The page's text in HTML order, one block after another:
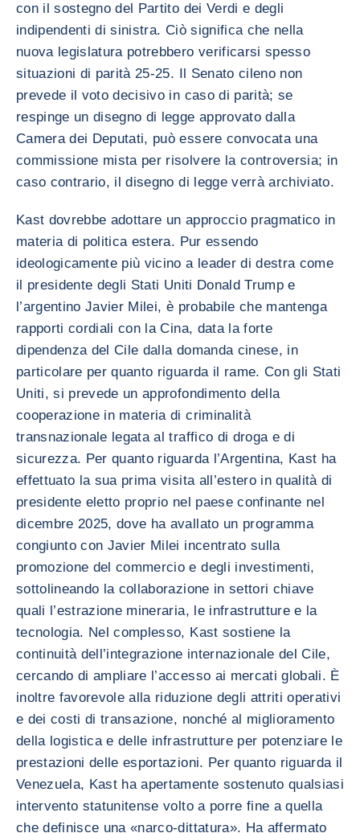
con il sostegno del Partito dei Verdi e degli
indipendenti di sinistra. Ciò significa che nella
nuova legislatura potrebbero verificarsi spesso
situazioni di parità 25-25. Il Senato cileno non
prevede il voto decisivo in caso di parità; se
respinge un disegno di legge approvato dalla
Camera dei Deputati, può essere convocata una
commissione mista per risolvere la controversia; in
caso contrario, il disegno di legge verrà archiviato.
Kast dovrebbe adottare un approccio pragmatico in
materia di politica estera. Pur essendo
ideologicamente più vicino a leader di destra come
il presidente degli Stati Uniti Donald Trump e
l’argentino Javier Milei, è probabile che mantenga
rapporti cordiali con la Cina, data la forte
dipendenza del Cile dalla domanda cinese, in
particolare per quanto riguarda il rame. Con gli Stati
Uniti, si prevede un approfondimento della
cooperazione in materia di criminalità
transnazionale legata al traffico di droga e di
sicurezza. Per quanto riguarda l’Argentina, Kast ha
effettuato la sua prima visita all’estero in qualità di
presidente eletto proprio nel paese confinante nel
dicembre 2025, dove ha avallato un programma
congiunto con Javier Milei incentrato sulla
promozione del commercio e degli investimenti,
sottolineando la collaborazione in settori chiave
quali l’estrazione mineraria, le infrastrutture e la
tecnologia. Nel complesso, Kast sostiene la
continuità dell’integrazione internazionale del Cile,
cercando di ampliare l’accesso ai mercati globali. È
inoltre favorevole alla riduzione degli attriti operativi
e dei costi di transazione, nonché al miglioramento
della logistica e delle infrastrutture per potenziare le
prestazioni delle esportazioni. Per quanto riguarda il
Venezuela, Kast ha apertamente sostenuto qualsiasi
intervento statunitense volto a porre fine a quella
che definisce una «narco-dittatura». Ha affermato